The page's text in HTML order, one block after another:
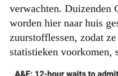
verwachten. Duizenden
worden hier naar huis
zuurstofflessen, zodat
statistieken voorkomen,